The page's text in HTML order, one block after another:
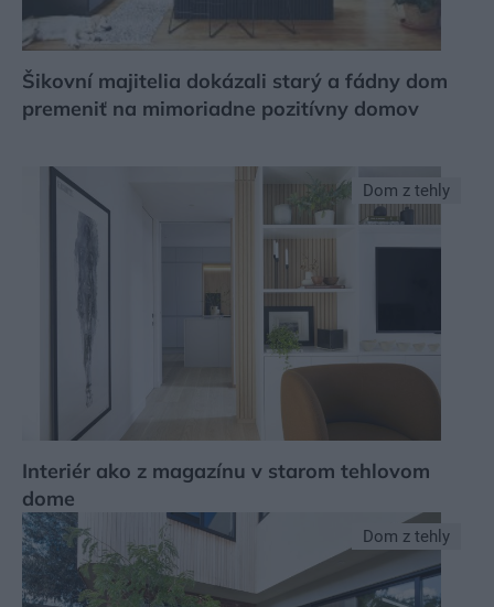
Šikovní majitelia dokázali starý a fádny dom
premeniť na mimoriadne pozitívny domov
Dom z tehly
Interiér ako z magazínu v starom tehlovom
dome
Dom z tehly